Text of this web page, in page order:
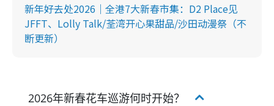
新年好去处2026｜全港7大新春市集：D2 Place见
JFFT、Lolly Talk/荃湾开心果甜品/沙田动漫祭（不
断更新）
2026年新春花车巡游何时开始？